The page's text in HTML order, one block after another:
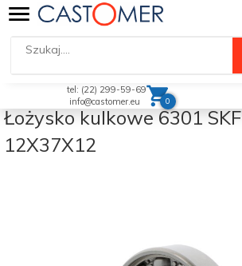
0
tel: (22) 299-59-69
info@castomer.eu
Łożysko kulkowe 6301 SKF
12X37X12